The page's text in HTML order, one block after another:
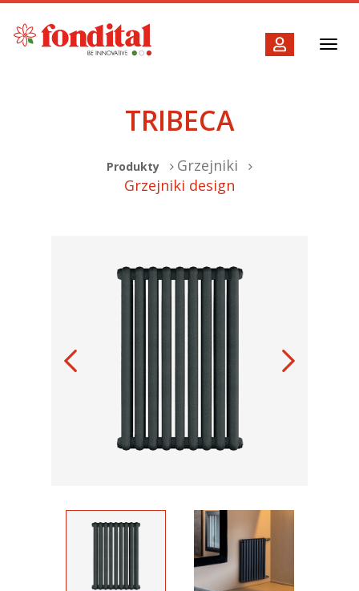
TRIBECA
Produkty
Grzejniki
Grzejniki design